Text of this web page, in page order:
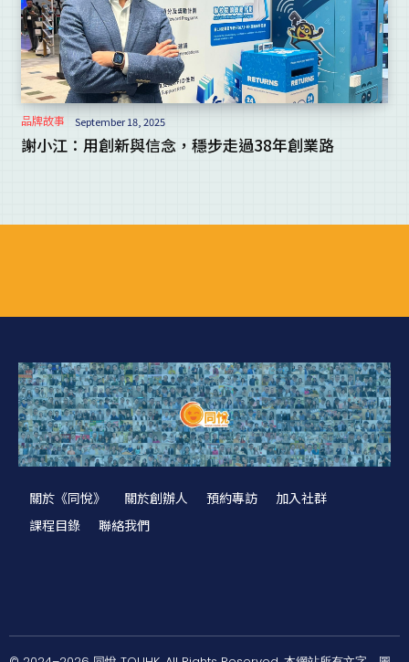
品牌故事 September 18, 2025
謝小江：用創新與信念，穩步走過38年創業路
關於《同悅》 關於創辦人 預約專訪
加入社群
課程目錄
聯絡我們